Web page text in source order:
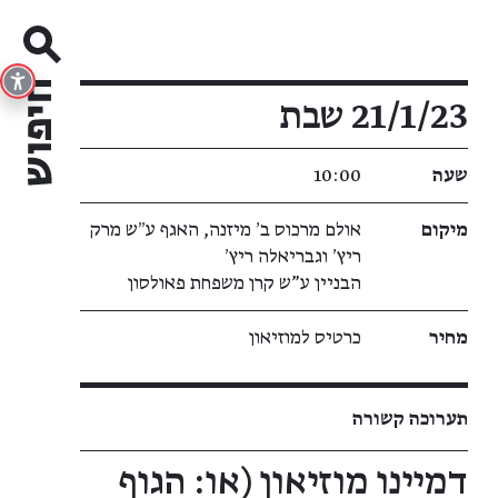
פרטי האירוע
21/1/23 שבת
שעה 10:00
מיקום
אולם מרכוס ב׳ מיזנה, האגף ע״ש מרק
ריץ׳ וגבריאלה ריץ׳
הבניין ע"ש קרן משפחת פאולסון
מחיר כרטיס למוזיאון
תערוכה קשורה
דמיינו מוזיאון (או: הגוף